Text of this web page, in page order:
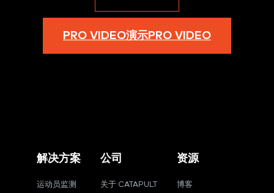
PRO VIDEO演示PRO VIDEO
解决方案
运动员监测
公司
关于 CATAPULT
资源
博客